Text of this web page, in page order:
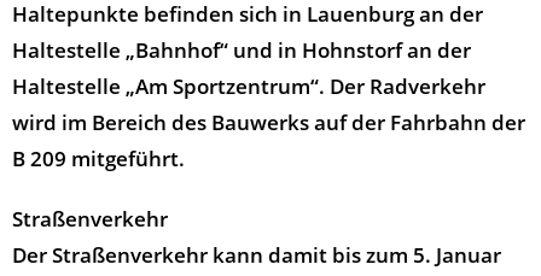
Haltepunkte befinden sich in Lauenburg an der
Haltestelle „Bahnhof“ und in Hohnstorf an der
Haltestelle „Am Sportzentrum“. Der Radverkehr
wird im Bereich des Bauwerks auf der Fahrbahn der
B 209 mitgeführt.
Straßenverkehr
Der Straßenverkehr kann damit bis zum 5. Januar